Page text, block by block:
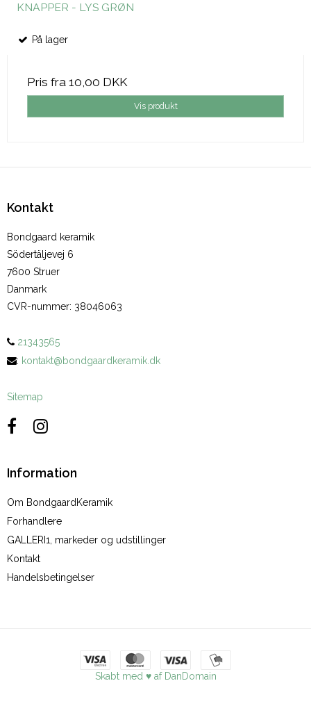
KNAPPER - LYS GRØN
På lager
Pris fra 10,00 DKK
Vis produkt
Kontakt
Bondgaard keramik
Södertäljevej 6
7600 Struer
Danmark
CVR-nummer: 38046063
21343565
: kontakt@bondgaardkeramik.dk
Sitemap
Information
Om BondgaardKeramik
Forhandlere
GALLERI1, markeder og udstillinger
Kontakt
Handelsbetingelser
Skabt med ♥ af DanDomain